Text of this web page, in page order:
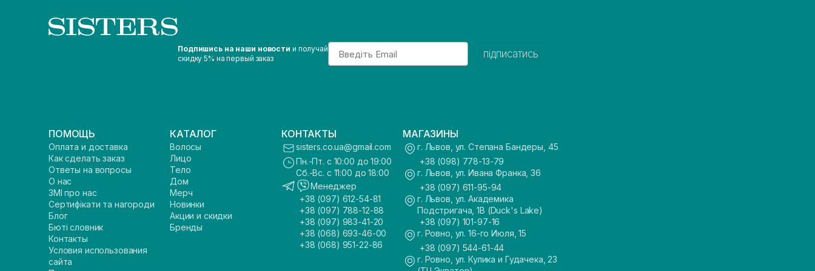
Подпишись на наши новости и получай
скидку 5% на первый заказ
Email
підписатись
ПОМОЩЬ
Оплата и доставка
Как сделать заказ
Ответы на вопросы
О нас
ЗМІ про нас
Сертифікати та нагороди
Блог
Бюті словник
Контакты
Условия использования
сайта
КАТАЛОГ
Волосы
Лицо
Тело
Дом
Мерч
Новинки
Акции и скидки
Бренды
КОНТАКТЫ
sisters.co.ua@gmail.com
Пн.-Пт. с 10:00 до 19:00
Сб.-Вс. с 11:00 до 18:00
Менеджер
+38 (097) 612-54-81
+38 (097) 788-12-88
+38 (097) 983-41-20
+38 (068) 693-46-00
+38 (068) 951-22-86
МАГАЗИНЫ
г. Львов, ул. Степана Бандеры, 45
+38 (098) 778-13-79
г. Львов, ул. Ивана Франка, 36
+38 (097) 611-95-94
г. Львов, ул. Академика
Подстригача, 1В (Duck's Lake)
+38 (097) 101-97-16
г. Ровно, ул. 16-го Июля, 15
+38 (097) 544-61-44
г. Ровно, ул. Кулика и Гудачека, 23